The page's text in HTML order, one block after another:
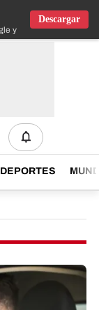
y IOS
Descargar
DEPORTES